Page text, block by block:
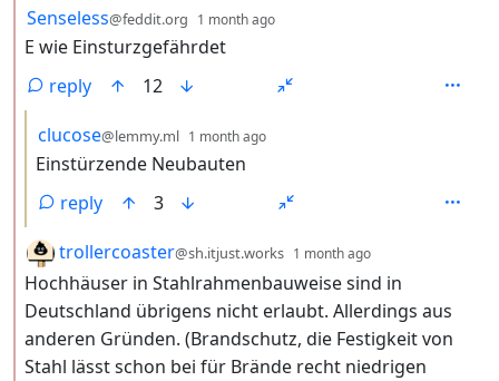
by
Senseless@feddit.org 1 month ago
E wie Einsturzgefährdet
reply
12
by
clucose@lemmy.ml 1 month ago
Einstürzende Neubauten
reply
3
by
trollercoaster@sh.itjust.works 1 month ago
Hochhäuser in Stahlrahmenbauweise sind in
Deutschland übrigens nicht erlaubt. Allerdings aus
anderen Gründen. (Brandschutz, die Festigkeit von
Stahl lässt schon bei für Brände recht niedrigen